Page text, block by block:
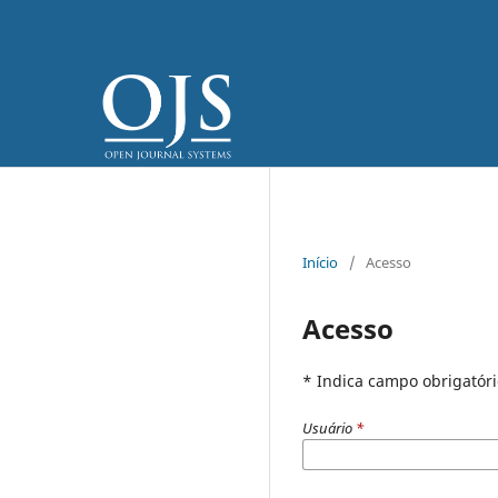
Início / Acesso
Acesso
* Indica campo
Usuário *